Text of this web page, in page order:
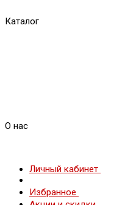
Каталог
О нас
Личный кабинет
Избранное